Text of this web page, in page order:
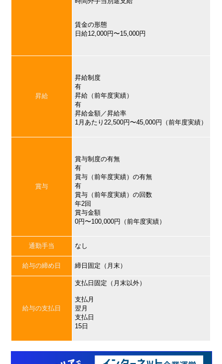
賃金の形態
日給12,000円〜15,000円
昇給
昇給制度
有
昇給（前年度実績）
有
昇給金額／昇給率
1月あたり22,500円〜45,000円（前年度実績）
賞与
賞与制度の有無
有
賞与（前年度実績）の有無
有
賞与（前年度実績）の回数
年2回
賞与金額
0円〜100,000円（前年度実績）
通勤手当 なし
給与の締め日 締日固定（月末）
給与の支払日
支払日固定（月末以外）
支払月
翌月
支払日
15日